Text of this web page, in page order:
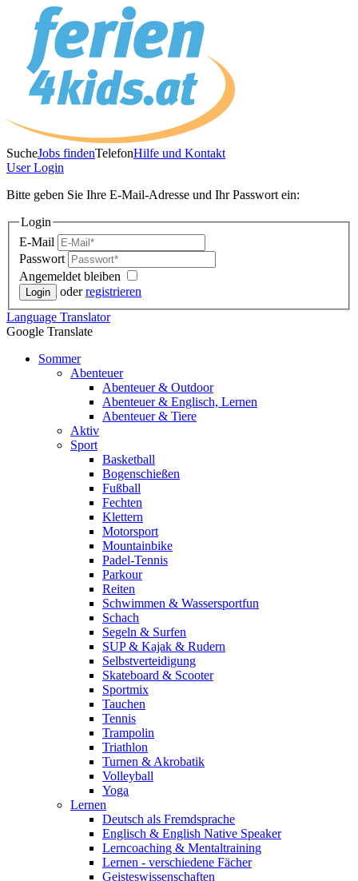
SucheJobs findenTelefonHilfe und Kontakt
UserLogin
Bitte geben Sie Ihre E-Mail-Adresse und Ihr Passwort ein:
Login
E-Mail
Passwort
Angemeldet bleiben
oderregistrieren
Language Translator
Google Translate
Sommer
Abenteuer
Abenteuer & Outdoor
Abenteuer & Englisch, Lernen
Abenteuer & Tiere
Aktiv
Sport
Basketball
Bogenschießen
Fußball
Fechten
Klettern
Motorsport
Mountainbike
Padel-Tennis
Parkour
Reiten
Schwimmen & Wassersportfun
Schach
Segeln & Surfen
SUP & Kajak & Rudern
Selbstverteidigung
Skateboard & Scooter
Sportmix
Tauchen
Tennis
Trampolin
Triathlon
Turnen & Akrobatik
Volleyball
Yoga
Lernen
Deutsch als Fremdsprache
Englisch & English Native Speaker
Lerncoaching & Mentaltraining
Lernen - verschiedene Fächer
Geisteswissenschaften